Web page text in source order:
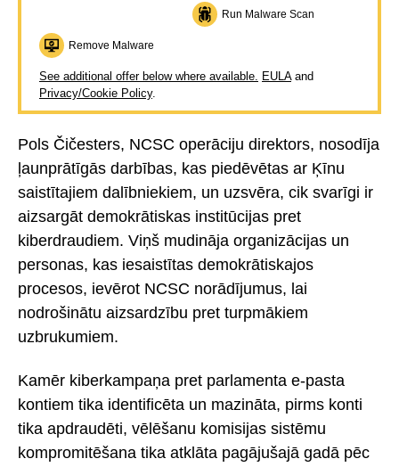
Run Malware Scan
Remove Malware
See additional offer below where available. EULAand
Privacy/Cookie Policy.
Pols Čičesters, NCSC operāciju direktors, nosodīja
ļaunprātīgās darbības, kas piedēvētas ar Ķīnu
saistītajiem dalībniekiem, un uzsvēra, cik svarīgi ir
aizsargāt demokrātiskas institūcijas pret
kiberdraudiem. Viņš mudināja organizācijas un
personas, kas iesaistītas demokrātiskajos
procesos, ievērot NCSC norādījumus, lai
nodrošinātu aizsardzību pret turpmākiem
uzbrukumiem.
Kamēr kiberkampaņa pret parlamenta e-pasta
kontiem tika identificēta un mazināta, pirms konti
tika apdraudēti, vēlēšanu komisijas sistēmu
kompromitēšana tika atklāta pagājušajā gadā pēc